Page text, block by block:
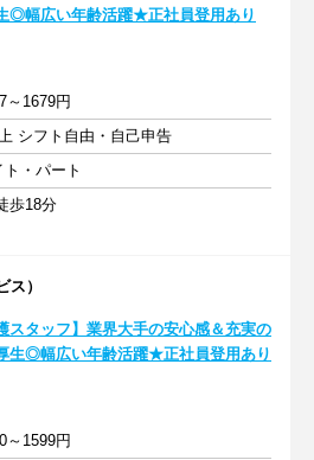
◎幅広い年齢活躍★正社員登用あり
～1679円
シフト自由・自己申告
・パート
歩18分
ス）
スタッフ】業界大手の安心感＆充実の
生◎幅広い年齢活躍★正社員登用あり
～1599円